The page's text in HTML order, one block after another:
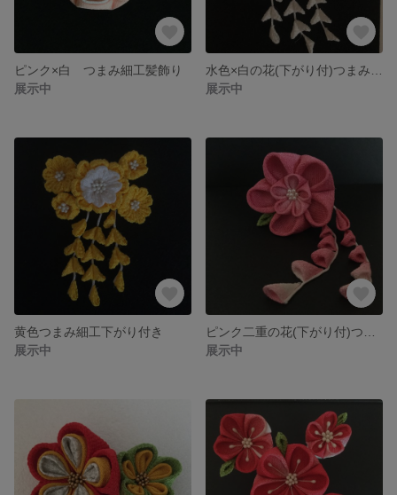
ピンク×白 つまみ細工髪飾り
展示中
展示中
黄色つまみ細工下がり付き
展示中
展示中